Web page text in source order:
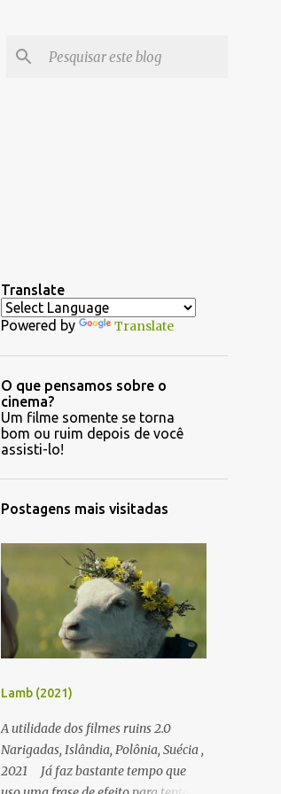
Translate
Powered by Translate
O que pensamos sobre o
cinema?
Um filme somente se torna
bom ou ruim depois de você
assisti-lo!
Postagens mais visitadas
Lamb (2021)
A utilidade dos filmes ruins 2.0
Narigadas, Islândia, Polônia, Suécia ,
2021 Já faz bastante tempo que